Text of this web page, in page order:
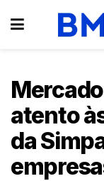
atento
da